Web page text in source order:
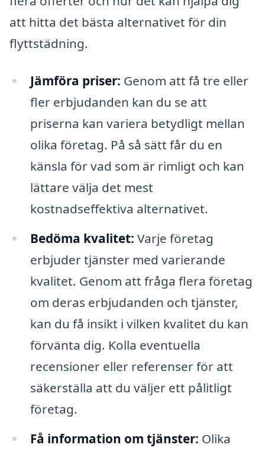
att hitta det bästa alternativet för din
flyttstädning.
Jämföra priser: Genom att få tre eller
fler erbjudanden kan du se att
priserna kan variera betydligt mellan
olika företag. På så sätt får du en
känsla för vad som är rimligt och kan
lättare välja det mest
kostnadseffektiva alternativet.
Bedöma kvalitet: Varje företag
erbjuder tjänster med varierande
kvalitet. Genom att fråga flera företag
om deras erbjudanden och tjänster,
kan du få insikt i vilken kvalitet du kan
förvänta dig. Kolla eventuella
recensioner eller referenser för att
säkerställa att du väljer ett pålitligt
företag.
Få information om tjänster: Olika